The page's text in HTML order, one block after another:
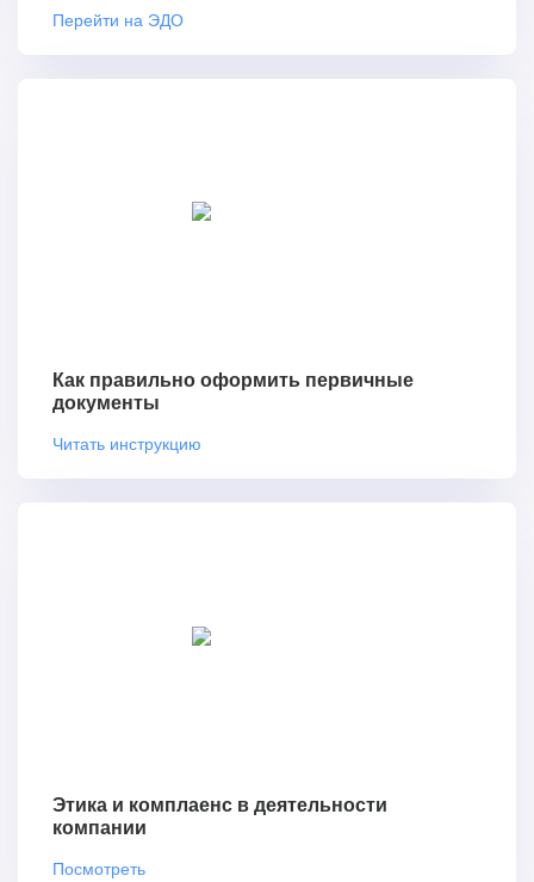
Перейти на ЭДО
Как правильно оформить первичные
документы
Читать инструкцию
Этика и комплаенс в деятельности
компании
Посмотреть